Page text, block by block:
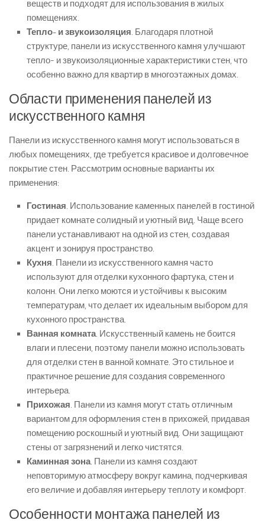
веществ и подходят для использования в жилых
помещениях.
Тепло- и звукоизоляция. Благодаря плотной
структуре, панели из искусственного камня улучшают
тепло- и звукоизоляционные характеристики стен, что
особенно важно для квартир в многоэтажных домах.
Области применения панелей из
искусственного камня
Панели из искусственного камня могут использоваться в
любых помещениях, где требуется красивое и долговечное
покрытие стен. Рассмотрим основные варианты их
применения:
Гостиная. Использование каменных панелей в гостиной
придает комнате солидный и уютный вид. Чаще всего
панели устанавливают на одной из стен, создавая
акцент и зонируя пространство.
Кухня. Панели из искусственного камня часто
используют для отделки кухонного фартука, стен и
колонн. Они легко моются и устойчивы к высоким
температурам, что делает их идеальным выбором для
кухонного пространства.
Ванная комната. Искусственный камень не боится
влаги и плесени, поэтому панели можно использовать
для отделки стен в ванной комнате. Это стильное и
практичное решение для создания современного
интерьера.
Прихожая. Панели из камня могут стать отличным
вариантом для оформления стен в прихожей, придавая
помещению роскошный и уютный вид. Они защищают
стены от загрязнений и легко чистятся.
Каминная зона. Панели из камня создают
неповторимую атмосферу вокруг камина, подчеркивая
его величие и добавляя интерьеру теплоту и комфорт.
Особенности монтажа панелей из